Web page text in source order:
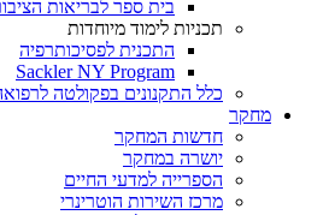
בית ספר לבריאות
תכניות לימוד מיוחדות
התכנית לפסיכותרפיה
Sackler NY Program
כלל התקנונים בפקולטה
מחקר
חדשות המחקר
יושרה במחקר
הספרייה למדעי החיים
מרכז השירות הוטרינרי